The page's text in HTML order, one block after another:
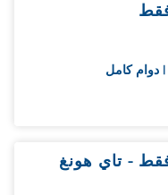
| دوام كامل